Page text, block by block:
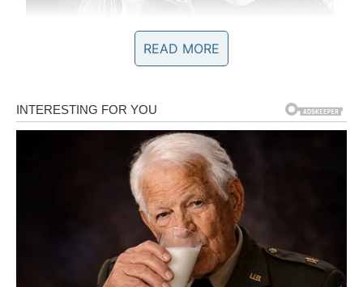
BLIZANCI – Promena
perspektive donosi olakšanje
READ MORE